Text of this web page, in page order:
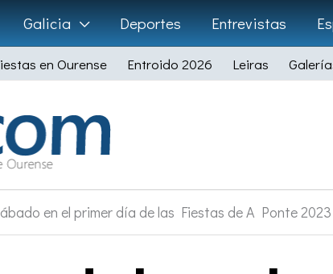
Galicia Deportes Entrevistas
en Ourense Entroido 2026 Leiras
en el primer día de las Fiestas de A Ponte 2023